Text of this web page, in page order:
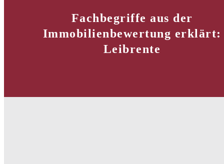
Fachbegriffe aus der
Immobilienbewertung erklärt:
Leibrente